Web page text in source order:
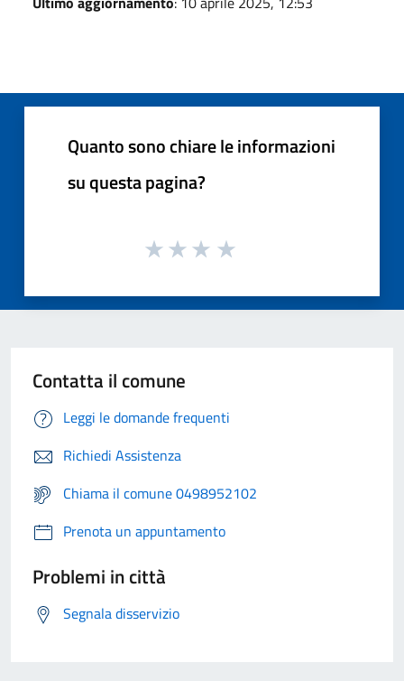
Quanto sono chiare le informazioni
su questa pagina?
Contatta il comune
Leggi le domande frequenti
Richiedi Assistenza
Chiama il comune 0498952102
Prenota un appuntamento
Problemi in città
Segnala disservizio